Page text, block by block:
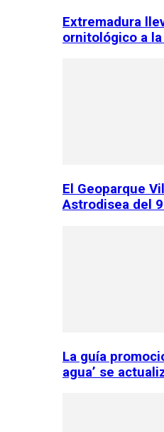
Extremadura
ornitológico a
El Geoparque
Astrodisea del
La guía
agua’ se